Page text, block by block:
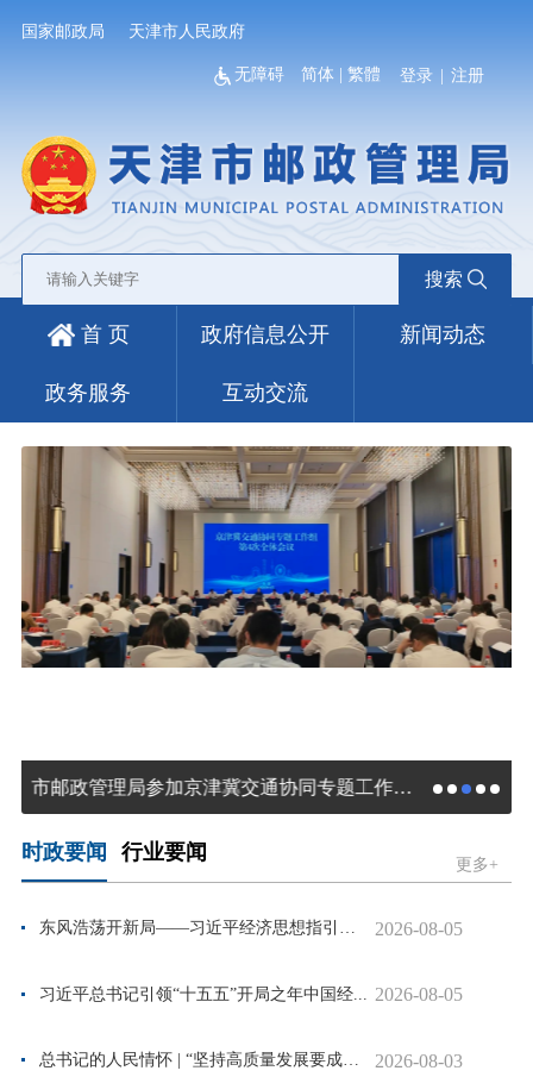
国家邮政局 天津市人民政府
无障碍 简体 |繁體 登录 注册
搜索
首 页 政府信息公开 新闻动态
政务服务 互动交流
市邮政管理局参加京津冀交通协同专题工作组第4次全体会议
时政要闻 行业要闻
更多+
东风浩荡开新局——习近平经济思想指引中国... 2026-08-05
习近平总书记引领“十五五”开局之年中国经... 2026-08-05
总书记的人民情怀 | “坚持高质量发展要成为... 2026-08-03